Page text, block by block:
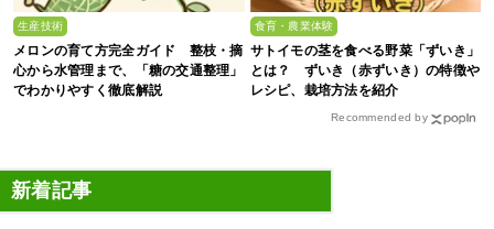
生産技術
メロンの育て方完全ガイド 整枝・摘
心から水管理まで、「糖の交通整理」
でわかりやすく徹底解説
食育・農業体験
サトイモの茎を食べる野菜「ずいき」
とは？ ずいき（赤ずいき）の特徴や
レシピ、栽培方法を紹介
Recommended by
新着記事